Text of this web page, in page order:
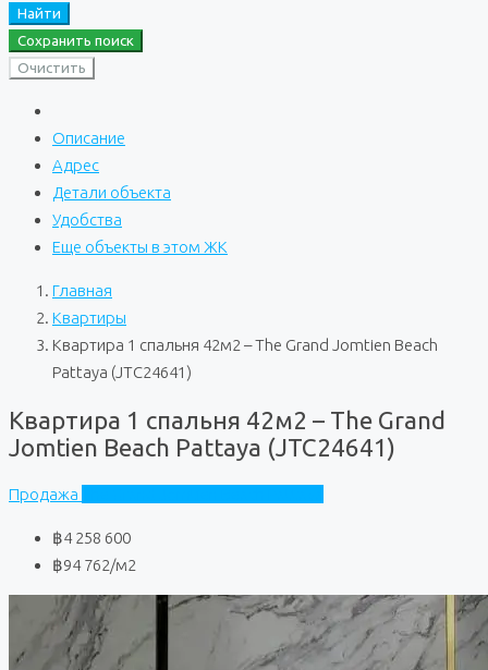
Найти
Сохранить поиск
Очистить
Описание
Адрес
Детали объекта
Удобства
Еще объекты в этом ЖК
Главная
Квартиры
Квартира 1 спальня 42м2 – The Grand Jomtien Beach
Pattaya (JTC24641)
Квартира 1 спальня 42м2 – The Grand
Jomtien Beach Pattaya (JTC24641)
Продажа
฿4 258 600
฿94 762/м2